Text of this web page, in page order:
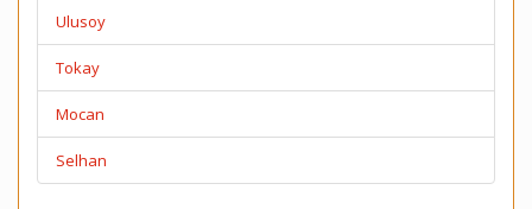
Ulusoy
Tokay
Mocan
Selhan